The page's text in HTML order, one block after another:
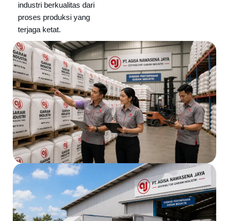
industri berkualitas dari
proses produksi yang
terjaga ketat.